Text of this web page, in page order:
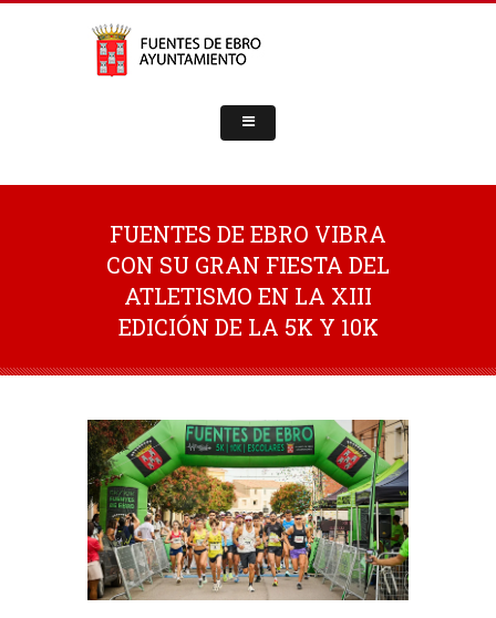
FUENTES DE EBRO VIBRA
CON SU GRAN FIESTA DEL
ATLETISMO EN LA XIII
EDICIÓN DE LA 5K Y 10K